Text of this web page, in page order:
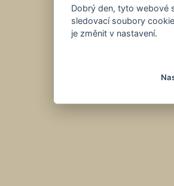
Dobrý den, tyto webové
sledovací soubory
je změnit v nastavení.